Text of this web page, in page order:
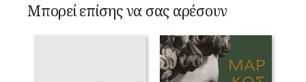
Μπορεί επίσης να σας αρέσουν